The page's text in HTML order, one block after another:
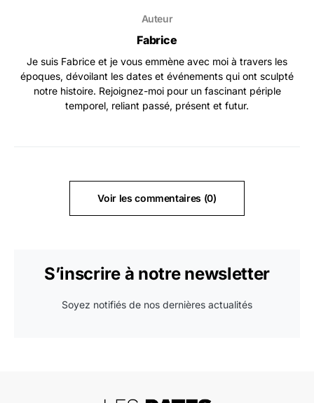
Auteur
Fabrice
Je suis Fabrice et je vous emmène avec moi à travers les
époques, dévoilant les dates et événements qui ont sculpté
notre histoire. Rejoignez-moi pour un fascinant périple
temporel, reliant passé, présent et futur.
Voir les commentaires (0)
S’inscrire à notre newsletter
Soyez notifiés de nos dernières actualités